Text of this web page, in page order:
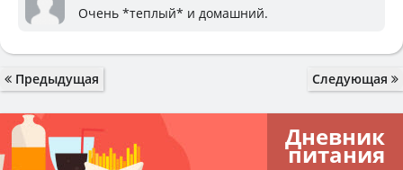
Очень *теплый* и домашний.
Предыдущая Следующая
Дневник
питания